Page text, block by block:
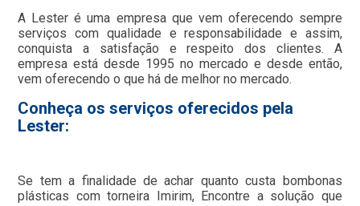
A Lester é uma empresa que vem oferecendo sempre
serviços com qualidade e responsabilidade e assim,
conquista a satisfação e respeito dos clientes. A
empresa está desde 1995 no mercado e desde então,
vem oferecendo o que há de melhor no mercado.
Conheça os serviços oferecidos pela
Lester:
Se tem a finalidade de achar quanto custa bombonas
plásticas com torneira Imirim, Encontre a solução que